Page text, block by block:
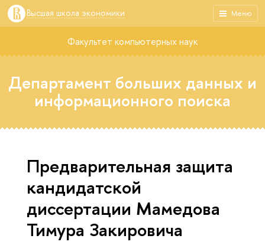
Меню
Высшая школа экономики
Факультет компьютерных наук
Департамент больших данных и
информационного поиска
Предварительная защита
кандидатской
диссертации Мамедова
Тимура Закировича